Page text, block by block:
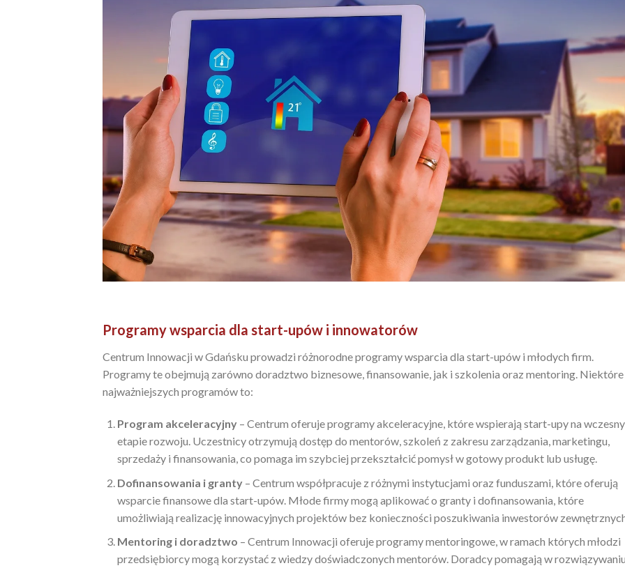
Programy wsparcia dla start-upów i innowatorów
Centrum Innowacji w Gdańsku prowadzi różnorodne programy wsparcia dla start-upów i młodych firm.
Programy te obejmują zarówno doradztwo biznesowe, finansowanie, jak i szkolenia oraz mentoring. Niektóre
najważniejszych programów to:
Program akceleracyjny– Centrum oferuje programy akceleracyjne, które wspierają start-upy na
etapie rozwoju. Uczestnicy otrzymują dostęp do mentorów, szkoleń z zakresu zarządzania, marketingu,
sprzedaży i finansowania, co pomaga im szybciej przekształcić pomysł w gotowy produkt lub usługę.
Dofinansowania i granty– Centrum współpracuje z różnymi instytucjami oraz funduszami, które oferują
wsparcie finansowe dla start-upów. Młode firmy mogą aplikować o granty i dofinansowania, które
umożliwiają realizację innowacyjnych projektów bez konieczności poszukiwania inwestorów
Mentoring i doradztwo – Centrum Innowacji oferuje programy mentoringowe, w ramach których młodzi
przedsiębiorcy mogą korzystać z wiedzy doświadczonych mentorów. Doradcy pomagają w rozwiązywaniu